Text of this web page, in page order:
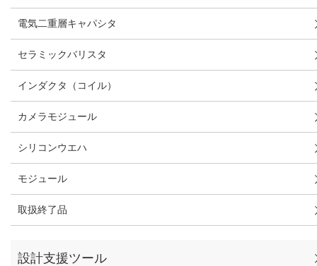
電気二重層キャパシタ
セラミックバリスタ
インダクタ（コイル）
カメラモジュール
シリコンウエハ
モジュール
取扱終了品
設計支援ツール